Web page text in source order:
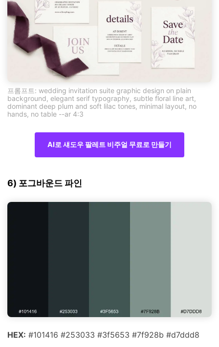
프롬프트: wedding invitation suite graphic design on plain
background, elegant serif typography, subtle floral line art,
dominant deep plum and soft lilac tones, minimal layout, no
hands, no table --ar 4:3
AI로 섀도우 팔레트 비주얼 무료로 만들기
6) 포그바운드 파인
HEX: #101416 #253033 #3f5653 #7f928b #d7ddd8